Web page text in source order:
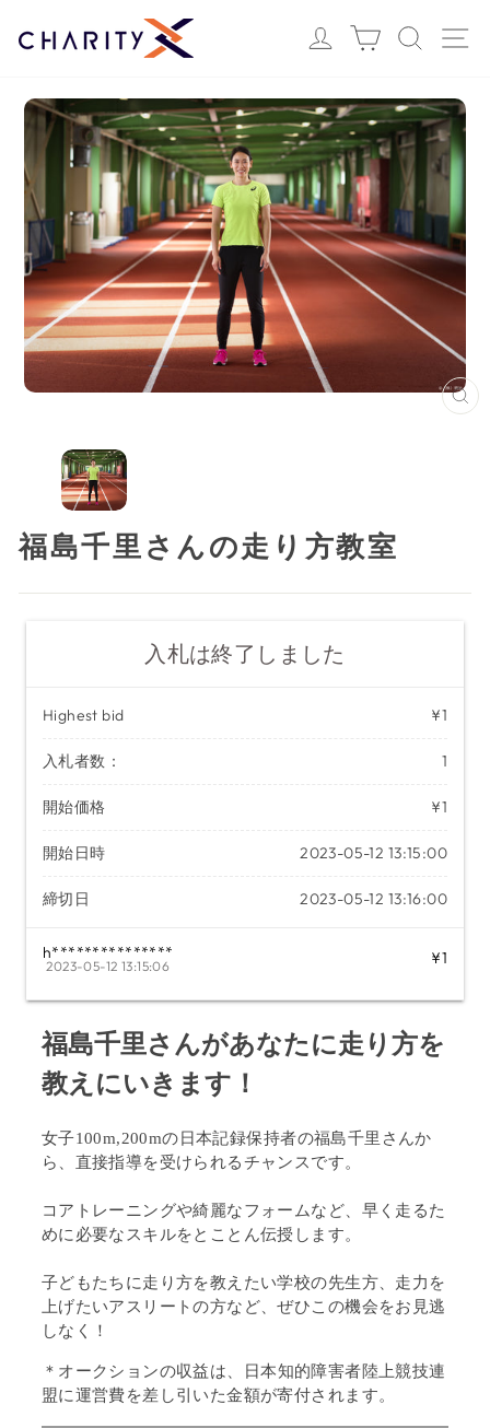
キ
Login カート 検索
閉
福島千里さんの走り方教室
入札は終了しました
Highest bid ¥1
入札者数： 1
開始価格 ¥1
開始日時 2023-05-12 13:15:00
締切日 2023-05-12 13:16:00
h***************
2023-05-12 13:15:06 ¥1
福島千里さんがあなたに走り方を
教えにいきます！
女子100m,200mの日本記録保持者の福島千里さんか
ら、直接指導を受けられるチャンスです。
コアトレーニングや綺麗なフォームなど、早く走るた
めに必要なスキルをとことん伝授します。
子どもたちに走り方を教えたい学校の先生方、走力を
上げたいアスリートの方など、ぜひこの機会をお見逃
しなく！
＊オークションの収益は、 日本知的障害者陸上競技連
盟に運営費を差し引いた金額が寄付されます。